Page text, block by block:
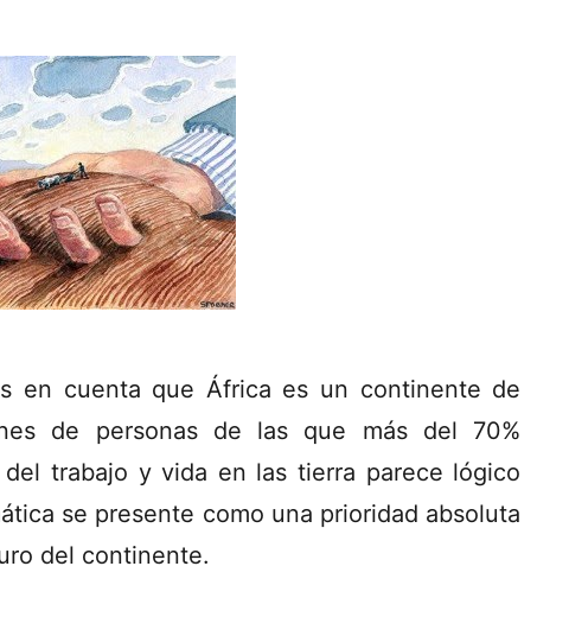
en cuenta que África es un continente de
de personas de las que más del 70%
del trabajo y vida en las tierra parece lógico
se presente como una prioridad absoluta
del continente.